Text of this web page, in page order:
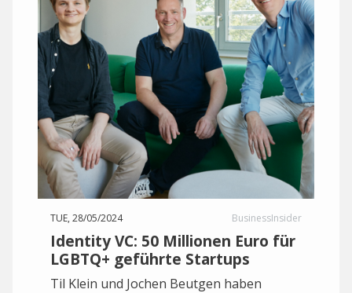
TUE, 28/05/2024 BusinessInsider
Identity VC: 50 Millionen Euro für
LGBTQ+ geführte Startups
Til Klein und Jochen Beutgen haben